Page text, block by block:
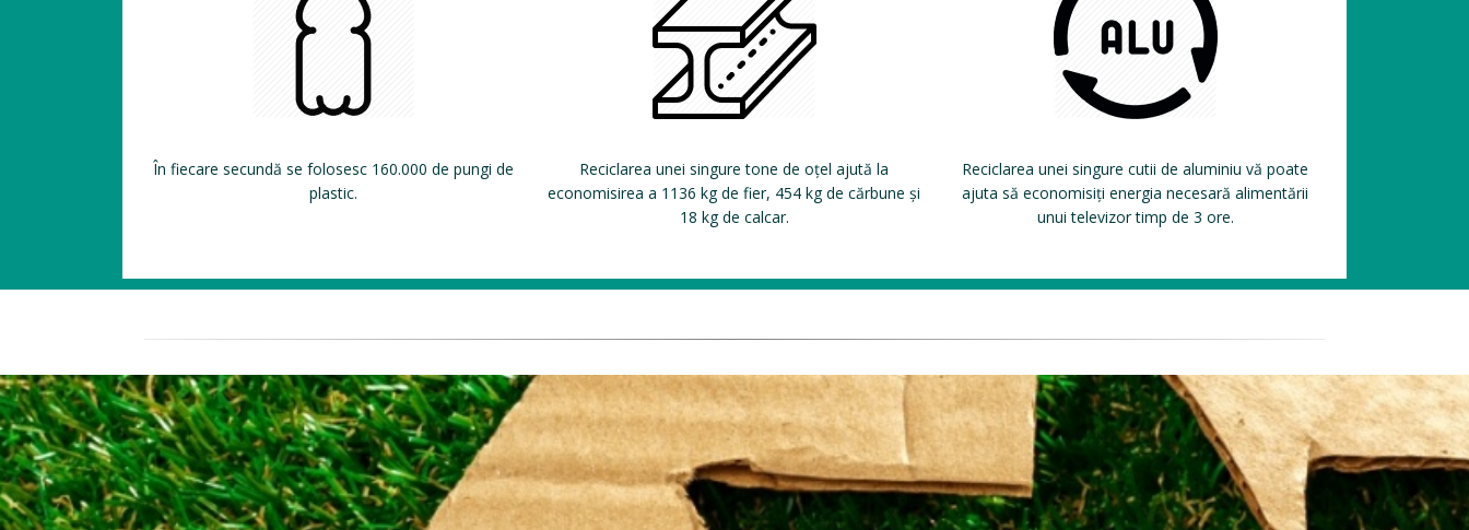
În fiecare secundă se folosesc 160.000 de pungi de
plastic.
Reciclarea unei singure tone de oțel ajută la
economisirea a 1136 kg de fier, 454 kg de cărbune și
18 kg de calcar.
Reciclarea unei singure cutii de aluminiu vă poate
ajuta să economisiți energia necesară alimentării
unui televizor timp de 3 ore.